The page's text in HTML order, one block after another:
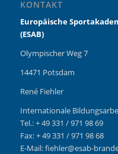
KONTAKT
Europäische
(ESAB)
Olympischer Weg 7
14471 Potsdam
René Fiehler
Internationale
Tel.: + 49 331 / 971 98 69
Fax: + 49 331 / 971 98 68
E-Mail: fiehler@esab-